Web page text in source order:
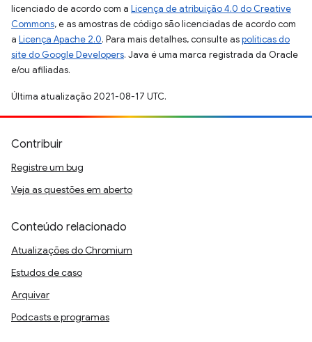
licenciado de acordo com a Licença de atribuição 4.0 do Creative
Commons, e as amostras de código são licenciadas de acordo com
a Licença Apache 2.0. Para mais detalhes, consulte aspolíticas do
site do Google Developers. Java é uma marca registrada da Oracle
e/ou afiliadas.
Última atualização 2021-08-17 UTC.
Contribuir
Registre um bug
Veja as questões em aberto
Conteúdo relacionado
Atualizações do Chromium
Estudos de caso
Arquivar
Podcasts e programas